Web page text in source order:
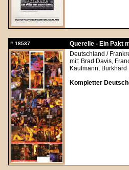
# 18537
Querelle - Ein Pakt
Deutschland /
mit: Brad Davis,
Kaufmann, Burkhard
Kompletter